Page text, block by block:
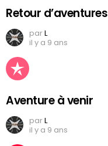
Retour d’aventures
parL
il y a 9 ans
Aventure à venir
parL
il y a 9 ans